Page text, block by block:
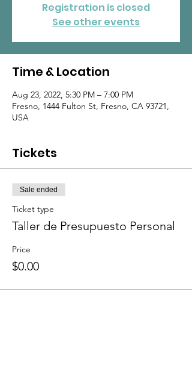
Registration is closed
See other events
Time & Location
Aug 23, 2022, 5:30 PM – 7:00 PM
Fresno, 1444 Fulton St, Fresno, CA 93721,
USA
Tickets
Sale ended
Ticket type
Taller de Presupuesto Personal
Price
$0.00